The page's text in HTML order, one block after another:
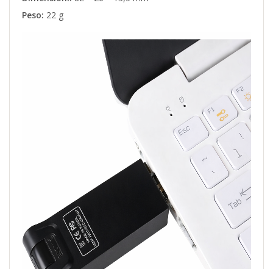
Peso: 22 g